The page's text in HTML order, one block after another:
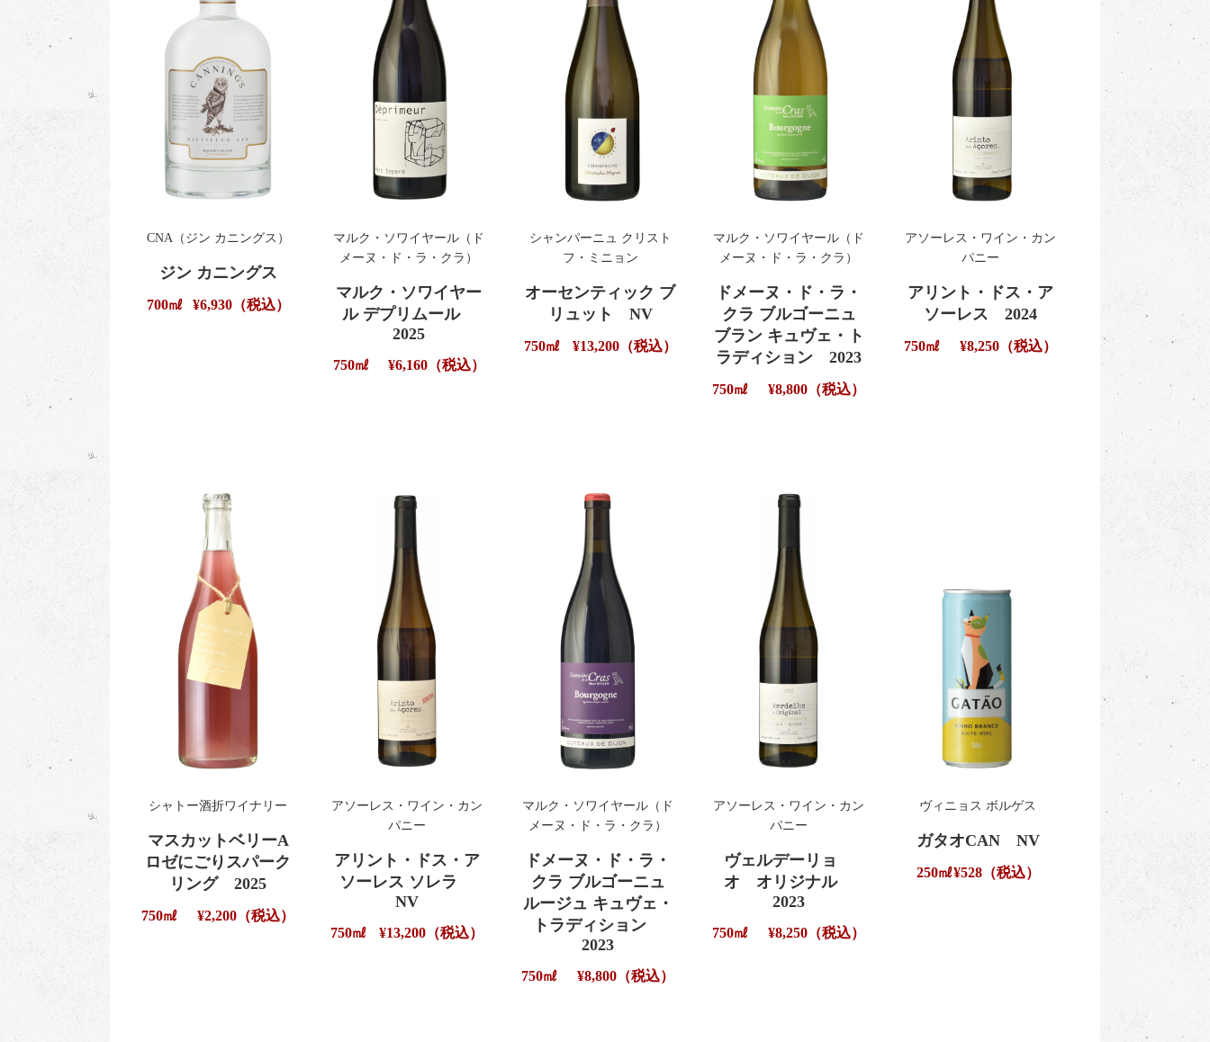
CNA（ジン カニングス）
ジン カニングス
700㎖ ¥6,930（税込）
マルク・ソワイヤール（ド
メーヌ・ド・ラ・クラ）
マルク・ソワイヤー
ル デプリムール
2025
750㎖ ¥6,160（税込）
シャンパーニュ クリスト
フ・ミニョン
オーセンティック ブ
リュット NV
750㎖ ¥13,200（税込）
マルク・ソワイヤール（ド
メーヌ・ド・ラ・クラ）
ドメーヌ・ド・ラ・
クラ ブルゴーニュ
ブラン キュヴェ・ト
ラディション 2023
750㎖ ¥8,800（税込）
アソーレス・ワイン・カン
パニー
アリント・ドス・ア
ソーレス 2024
750㎖ ¥8,250（税込）
シャトー酒折ワイナリー
マスカットベリーA
ロゼにごりスパーク
リング 2025
750㎖ ¥2,200（税込）
アソーレス・ワイン・カン
パニー
アリント・ドス・ア
ソーレス ソレラ
NV
750㎖ ¥13,200（税込）
マルク・ソワイヤール（ド
メーヌ・ド・ラ・クラ）
ドメーヌ・ド・ラ・
クラ ブルゴーニュ
ルージュ キュヴェ・
トラディション
2023
750㎖ ¥8,800（税込）
アソーレス・ワイン・カン
パニー
ヴェルデーリョ
オ オリジナル
2023
750㎖ ¥8,250（税込）
ヴィニョス ボルゲス
ガタオCAN NV
250㎖¥528（税込）